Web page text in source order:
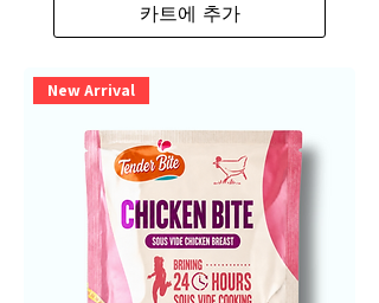
카트에 추가
New Arrival